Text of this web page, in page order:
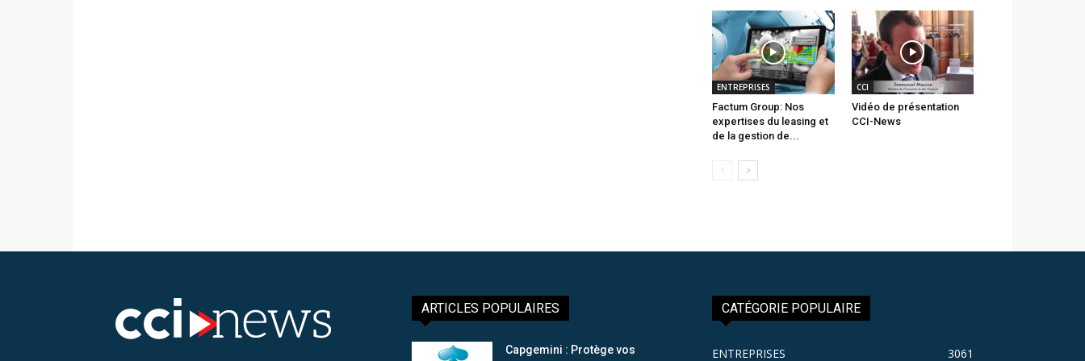
ENTREPRISES
Factum Group: Nos
expertises du leasing et
de la gestion de...
CCI
Vidéo de présentation
CCI-News
ARTICLES POPULAIRES
Capgemini : Protège vos
CATÉGORIE POPULAIRE
ENTREPRISES 3061